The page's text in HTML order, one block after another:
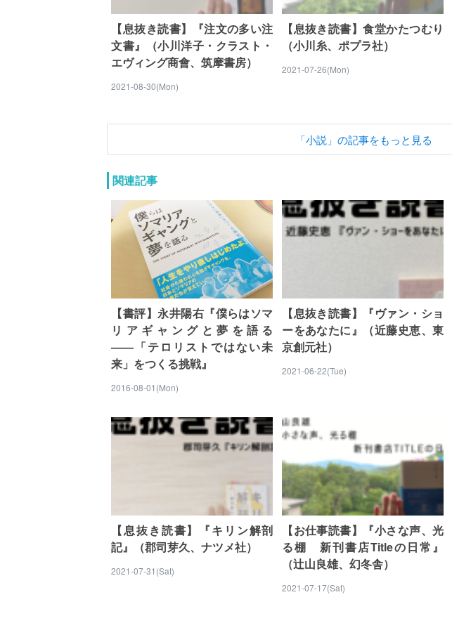
【息抜き読書】『注文の多い注
文書』（小川洋子・クラスト・
エヴィング商會、筑摩書房）
2021-08-30(Mon)
【息抜き読書】食堂かたつむり
（小川糸、ポプラ社）
2021-07-26(Mon)
「小説」の記事をもっと見る
関連記事
【書評】永井陽右『僕らはソマ
リアギャングと夢を語る
――「テロリストではない未
来」をつくる挑戦』
2016-08-01(Mon)
【息抜き読書】『ヴァン・ショ
ーをあなたに』（近藤史恵、東
京創元社）
2021-06-22(Tue)
【息抜き読書】『キリン解剖
記』（郡司芽久、ナツメ社）
2021-07-31(Sat)
【お仕事読書】『小さな声、光
る棚 新刊書店Titleの日常』
（辻山良雄、幻冬舎）
2021-07-17(Sat)